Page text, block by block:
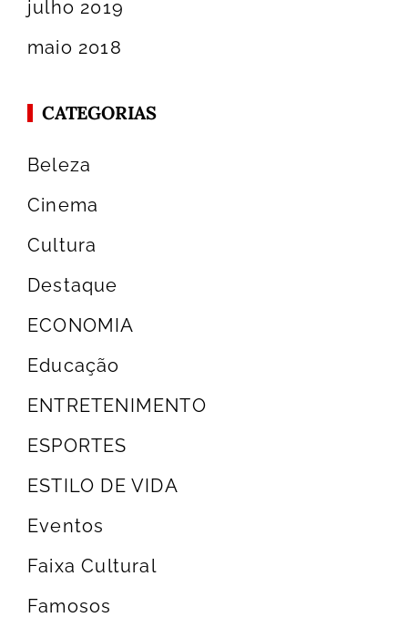
julho 2019
maio 2018
CATEGORIAS
Beleza
Cinema
Cultura
Destaque
ECONOMIA
Educação
ENTRETENIMENTO
ESPORTES
ESTILO DE VIDA
Eventos
Faixa Cultural
Famosos